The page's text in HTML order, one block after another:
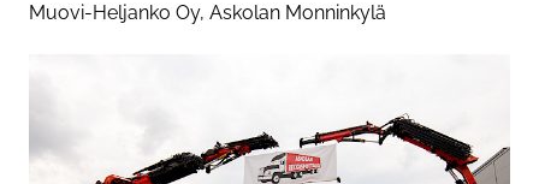
Muovi-Heljanko Oy, Askolan Monninkylä